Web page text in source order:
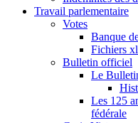
Travail parlementaire
Votes
Banque
Fichiers
Bulletin officiel
Le
Les 125
fédérale